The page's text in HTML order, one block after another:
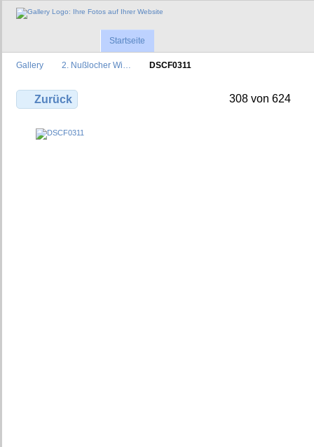
Startseite
Gallery 2. Nußlocher Wi… DSCF0311
Zurück 308 von 624